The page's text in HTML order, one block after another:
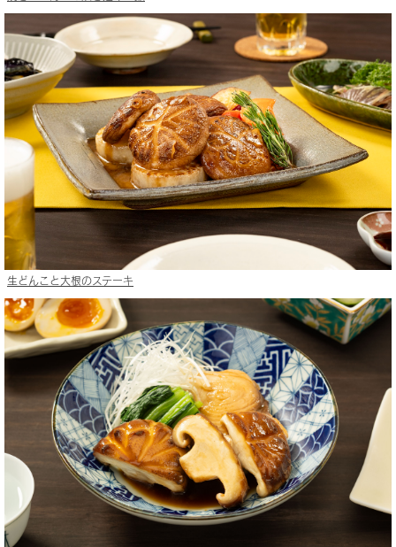
生どんこと大根のステーキ